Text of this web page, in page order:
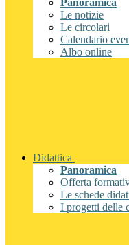
Panoramica
Le notizie
Le circolari
Calendario
Albo online
Didattica
Panoramica
Offerta
Le schede
I progetti delle